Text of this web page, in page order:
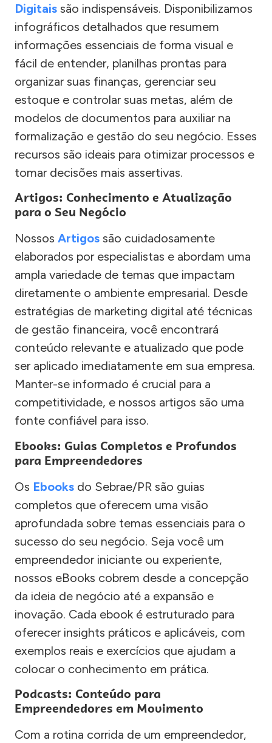
Digitais são indispensáveis. Disponibilizamos
infográficos detalhados que resumem
informações essenciais de forma visual e
fácil de entender, planilhas prontas para
organizar suas finanças, gerenciar seu
estoque e controlar suas metas, além de
modelos de documentos para auxiliar na
formalização e gestão do seu negócio. Esses
recursos são ideais para otimizar processos e
tomar decisões mais assertivas.
Artigos: Conhecimento e Atualização
para o Seu Negócio
Nossos Artigos são cuidadosamente
elaborados por especialistas e abordam uma
ampla variedade de temas que impactam
diretamente o ambiente empresarial. Desde
estratégias de marketing digital até técnicas
de gestão financeira, você encontrará
conteúdo relevante e atualizado que pode
ser aplicado imediatamente em sua empresa.
Manter-se informado é crucial para a
competitividade, e nossos artigos são uma
fonte confiável para isso.
Ebooks: Guias Completos e Profundos
para Empreendedores
Os Ebooks do Sebrae/PR são guias
completos que oferecem uma visão
aprofundada sobre temas essenciais para o
sucesso do seu negócio. Seja você um
empreendedor iniciante ou experiente,
nossos eBooks cobrem desde a concepção
da ideia de negócio até a expansão e
inovação. Cada ebook é estruturado para
oferecer insights práticos e aplicáveis, com
exemplos reais e exercícios que ajudam a
colocar o conhecimento em prática.
Podcasts: Conteúdo para
Empreendedores em Movimento
Com a rotina corrida de um empreendedor,